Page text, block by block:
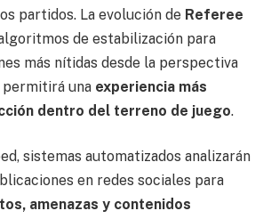
partidos. La evolución de Referee
de estabilización para
más nítidas desde la perspectiva
una experiencia más
dentro del terreno de juego.
sistemas automatizados analizarán
en redes sociales para
amenazas y contenidos